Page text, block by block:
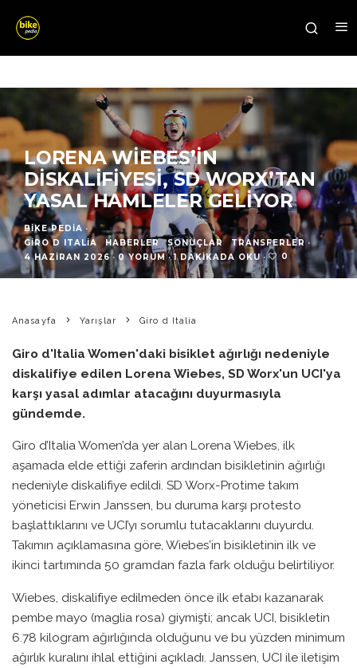
LORENA WIEBES’IN
DISKALIFIYESI, SD WORX’TAN
YASAL HAMLELER GELIYOR
BIKE PEDIA ·
GIRO D ITALIA
HABERLER SONUÇLAR TRANSFERLER ·
4 HAZIRAN 2026 · 0 YORUM · 1 DAKIKADA OKU · 0
Anasayfa Yarışlar Giro d Italia
Giro d'Italia Women'daki bisiklet ağırlığı nedeniyle
diskalifiye edilen Lorena Wiebes, SD Worx'un UCI'ya
karşı yasal adımlar atacağını duyurmasıyla
gündemde.
Giro d’Italia Women’da yer alan Lorena Wiebes, ilk
aşamada elde ettiği zaferin ardından bisikletinin ağırlığı
nedeniyle diskalifiye edildi. SD Worx-Protime takım
yöneticisi Erwin Janssen, bu duruma karşı protesto
başlattıklarını ve UCI’yı sorumlu tutacaklarını duyurdu.
Takımın açıklamasına göre, Wiebes’in bisikletinin ilk ve
ikinci tartımında 50 gramdan fazla fark olduğu belirtiliyor.
Wiebes, diskalifiye edilmeden önce ilk etabı kazanarak
pembe mayo (maglia rosa) giymişti; ancak UCI, bisikletin
6.78 kilogram ağırlığında olduğunu ve bu yüzden minimum
ağırlık kuralını ihlal ettiğini açıkladı. Janssen, UCI ile iletişim